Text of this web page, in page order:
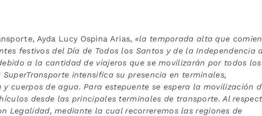
Ayda Lucy Ospina Arias, «la temporada alta que
festivos del Día de Todos los Santos y de la Independencia
a la cantidad de viajeros que se movilizarán por todos los
intensifica su presencia en terminales,
cuerpos de agua. Para estepuente se espera la movilización
desde las principales terminales de transporte. Al
Legalidad, mediante la cual recorreremos las regiones de